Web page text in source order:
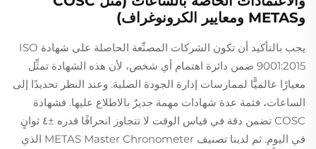
وMETAS ومعايير الكرونوغراف)
يجب بالتأكيد أن تكون الشركات المصنِّعة الحاصلة على شهادة ISO
9001:2015 ضمن دائرة اهتمام أي شخص، لأن هذه الشهادة تمثِّل
معيارًا عالميًّا لممارسات إدارة الجودة الصلبة. وعند النظر تحديدًا إلى
الساعات، فثمة عدة شهادات مهمة جديرٌ بالاطلاع عليها. فشهادة
COSC تضمن دقة في قياس الوقت لا تتجاوز انحرافًا قدره ±٤ ثوانٍ
في اليوم. ثم لدينا تصنيف METAS Master Chronometer الذي